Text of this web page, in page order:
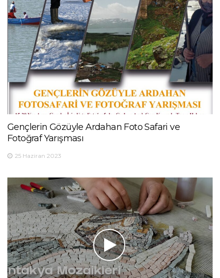
Gençlerin Gözüyle Ardahan Foto Safari ve
Fotoğraf Yarışması
25 Haziran 2023